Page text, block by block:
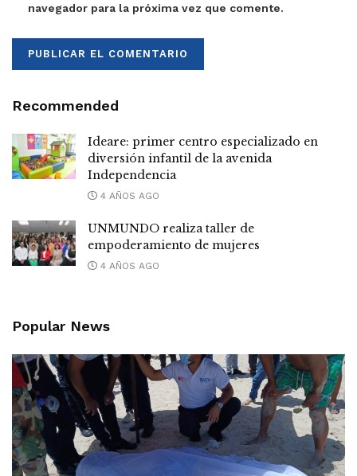
navegador para la próxima vez que comente.
Recommended
Ideare: primer centro especializado en
diversión infantil de la avenida
Independencia
4 AÑOS AGO
UNMUNDO realiza taller de
empoderamiento de mujeres
4 AÑOS AGO
Popular News